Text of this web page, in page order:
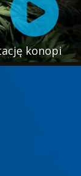
konopi